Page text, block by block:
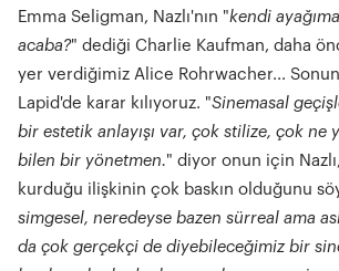
Emma Seligman, Nazlı'nın "kendi
acaba?" dediği Charlie Kaufman, daha
yer verdiğimiz Alice Rohrwacher...
Lapid'de karar kılıyoruz. "Sinemasal
bir estetik anlayışı var, çok stilize, çok ne
bilen bir yönetmen." diyor onun için
kurduğu ilişkinin çok baskın olduğunu
simgesel, neredeyse bazen sürreal ama
da çok gerçekçi de diyebileceğimiz bir